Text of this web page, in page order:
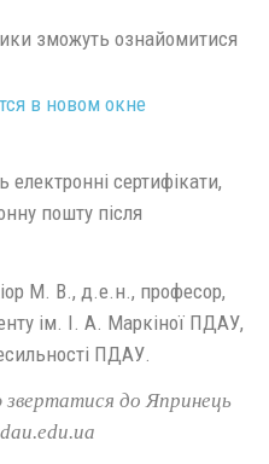
зможуть ознайомитися
сертифікати,
пошту після
М. В., д.е.н., професор,
ім. І. А. Маркіної ПДАУ,
ПДАУ.
до Япринець